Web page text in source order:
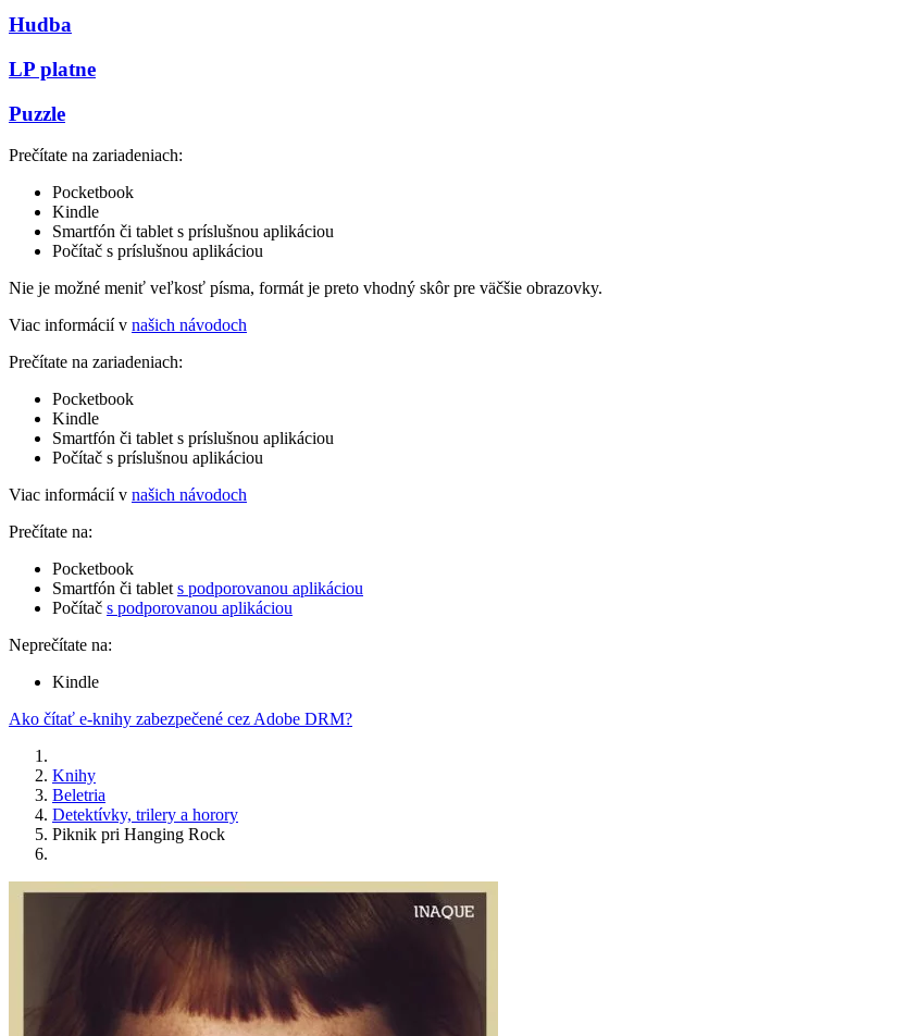
Hudba
LP platne
Puzzle
Prečítate na zariadeniach:
Pocketbook
Kindle
Smartfón či tablet s príslušnou aplikáciou
Počítač s príslušnou aplikáciou
Nie je možné meniť veľkosť písma, formát je preto vhodný skôr pre väčšie obrazovky.
Viac informácií v našich návodoch
Prečítate na zariadeniach:
Pocketbook
Kindle
Smartfón či tablet s príslušnou aplikáciou
Počítač s príslušnou aplikáciou
Viac informácií v našich návodoch
Prečítate na:
Pocketbook
Smartfón či tablet s podporovanou aplikáciou
Počítač s podporovanou aplikáciou
Neprečítate na:
Kindle
Ako čítať e-knihy zabezpečené cez Adobe DRM?
Knihy
Beletria
Detektívky, trilery a horory
Piknik pri Hanging Rock